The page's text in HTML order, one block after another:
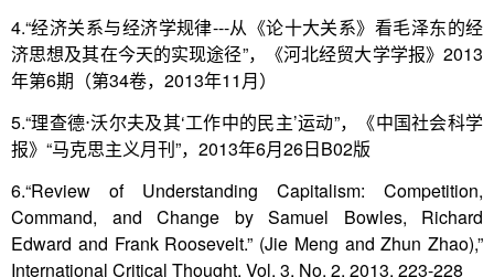
4.“经济关系与经济学规律---从《论十大关系》看毛泽东的经
济思想及其在今天的实现途径”，《河北经贸大学学报》2013
年第6期（第34卷，2013年11月）
5.“理查德⋅沃尔夫及其‘工作中的民主’运动”，《中国社会科学
报》“马克思主义月刊”，2013年6月26日B02版
6.“Review of Understanding Capitalism: Competition,
Command, and Change by Samuel Bowles, Richard
Edward and Frank Roosevelt.” (Jie Meng and Zhun Zhao),”
International Critical Thought, Vol. 3, No. 2, 2013, 223-228